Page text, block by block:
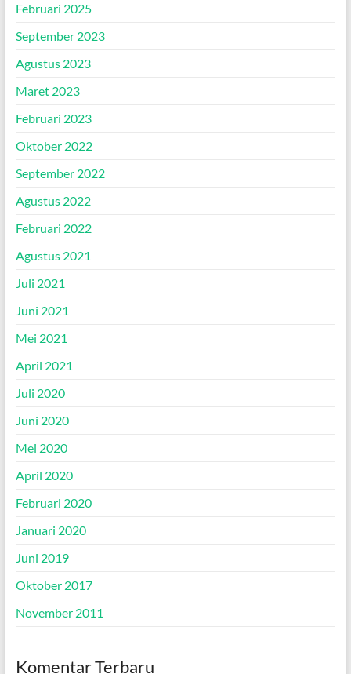
Februari 2025
September 2023
Agustus 2023
Maret 2023
Februari 2023
Oktober 2022
September 2022
Agustus 2022
Februari 2022
Agustus 2021
Juli 2021
Juni 2021
Mei 2021
April 2021
Juli 2020
Juni 2020
Mei 2020
April 2020
Februari 2020
Januari 2020
Juni 2019
Oktober 2017
November 2011
Komentar Terbaru